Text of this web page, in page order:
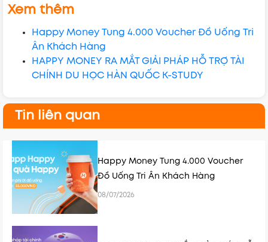
Xem thêm
Happy Money Tung 4.000 Voucher Đồ Uống Tri
Ân Khách Hàng
HAPPY MONEY RA MẮT GIẢI PHÁP HỖ TRỢ TÀI
CHÍNH DU HỌC HÀN QUỐC K-STUDY
Tin liên quan
Happy Money Tung 4.000 Voucher
Đồ Uống Tri Ân Khách Hàng
08/07/2026